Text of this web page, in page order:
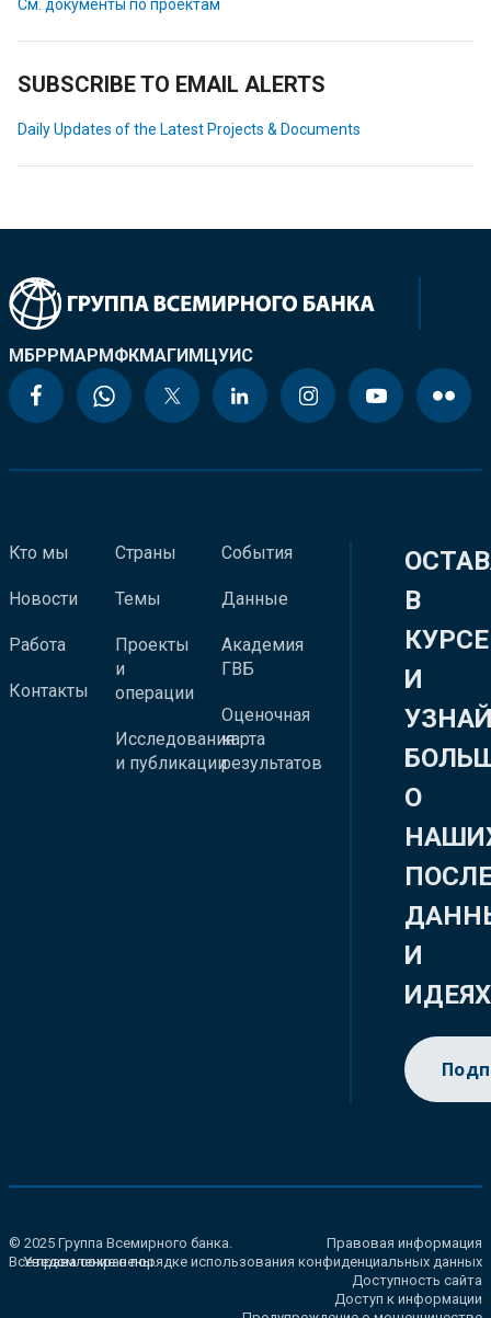
См. документы по проектам
SUBSCRIBE TO EMAIL ALERTS
Daily Updates of the Latest Projects & Documents
МБРРМАРМФКМАГИМЦУИС
Кто мы
Новости
Работа
Контакты
Страны
Темы
Проекты
и
операции
Исследования
и публикации
События
Данные
Академия
ГВБ
Оценочная
карта
результатов
В
КУРСЕ
И
О
И
ИДЕЯХ
© 2025 Группа Всемирного банка.
Все права сохранены.
Правовая информация
Уведомление о порядке использования конфиденциальных данных
Доступность сайта
Доступ к информации